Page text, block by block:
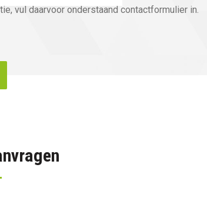
vul daarvoor onderstaand contactformulier in.